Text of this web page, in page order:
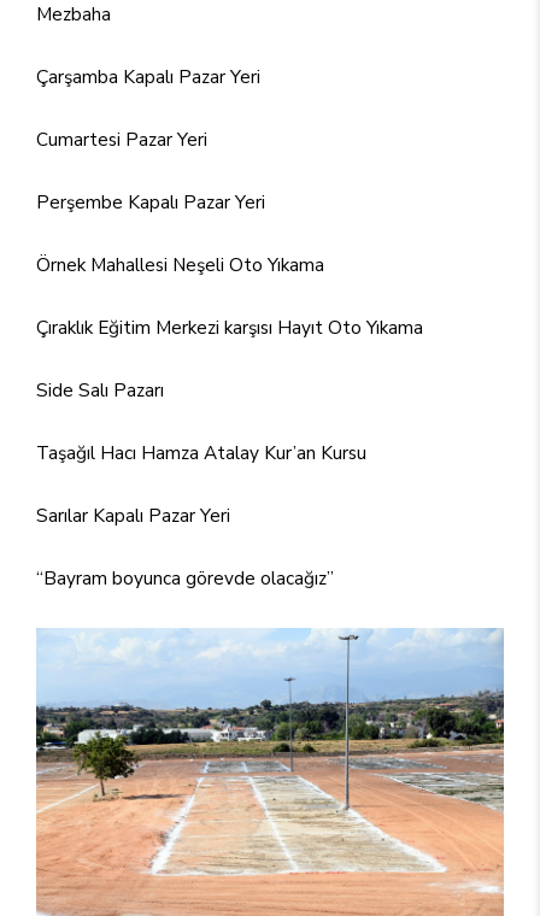
Mezbaha
Çarşamba Kapalı Pazar Yeri
Cumartesi Pazar Yeri
Perşembe Kapalı Pazar Yeri
Örnek Mahallesi Neşeli Oto Yıkama
Çıraklık Eğitim Merkezi karşısı Hayıt Oto Yıkama
Side Salı Pazarı
Taşağıl Hacı Hamza Atalay Kur’an Kursu
Sarılar Kapalı Pazar Yeri
“Bayram boyunca görevde olacağız”